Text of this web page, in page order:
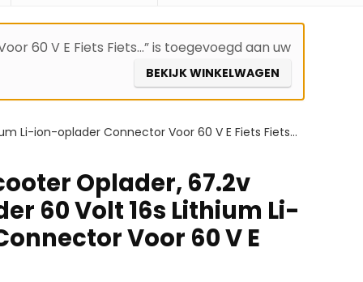
60 V E Fiets Fiets…” is toegevoegd aan uw
BEKIJK WINKELWAGEN
Li-ion-oplader Connector Voor 60 V E Fiets Fiets…
Oplader, 67.2v
60 Volt 16s Lithium Li-
Voor 60 V E